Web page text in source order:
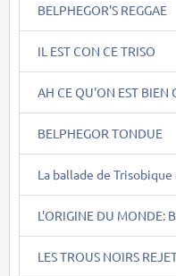
BELPHEGOR'S REGGAE
IL EST CON CE TRISO
AH CE QU'ON EST BIEN
BELPHEGOR TONDUE
La ballade de Trisobique
L'ORIGINE DU MONDE:
LES TROUS NOIRS